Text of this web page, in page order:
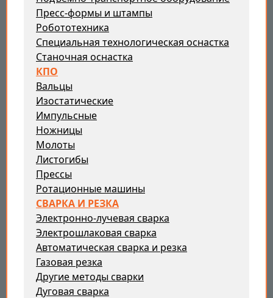
Пресс-формы и штампы
Робототехника
Специальная технологическая оснастка
Станочная оснастка
КПО
Вальцы
Изостатические
Импульсные
Ножницы
Молоты
Листогибы
Прессы
Ротационные машины
СВАРКА И РЕЗКА
Электронно-лучевая сварка
Электрошлаковая сварка
Автоматическая сварка и резка
Газовая резка
Другие методы сварки
Дуговая сварка